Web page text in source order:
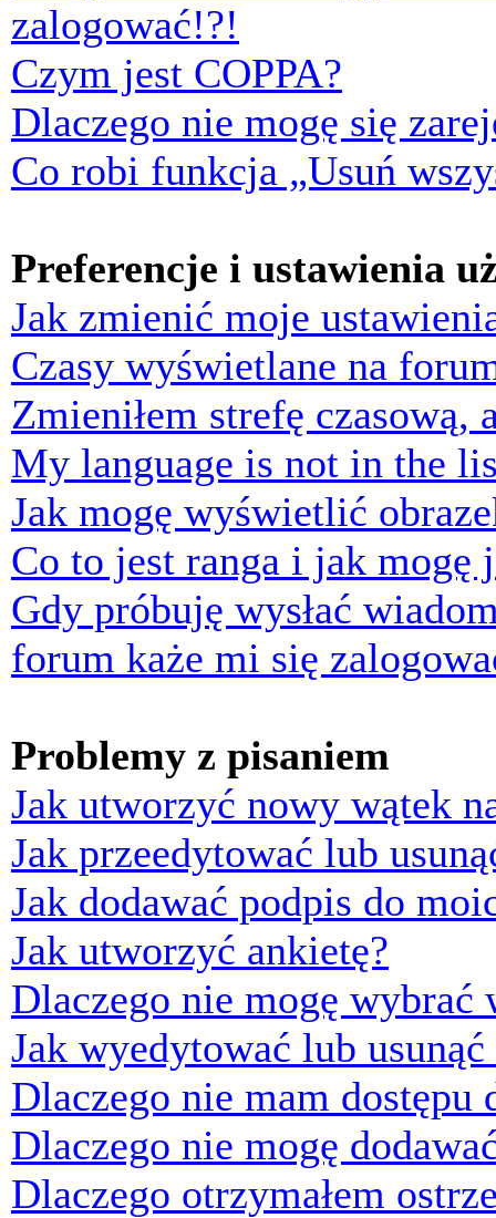
zalogować!?!
Czym jest COPPA?
Dlaczego nie mogę się
Co robi funkcja „Usuń
Preferencje i ustawienia
Jak zmienić moje
Czasy wyświetlane na
Zmieniłem strefę czasową,
My language is not in the
Jak mogę wyświetlić
Co to jest ranga i jak mogę
Gdy próbuję wysłać
forum każe mi się
Problemy z pisaniem
Jak utworzyć nowy wątek
Jak przeedytować lub
Jak dodawać podpis do
Jak utworzyć ankietę?
Dlaczego nie mogę wybrać
Jak wyedytować lub usunąć
Dlaczego nie mam dostępu
Dlaczego nie mogę
Dlaczego otrzymałem